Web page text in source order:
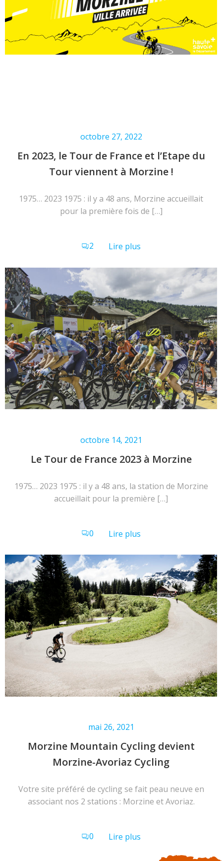
octobre 27, 2022
En 2023, le Tour de France et l’Etape du
Tour viennent à Morzine !
1975… 2023 1975 : il y a 48 ans, Morzine accueillait
pour la première fois de […]
2 Lire plus
octobre 14, 2021
Le Tour de France 2023 à Morzine
1975… 2023 1975 : il y a 48 ans, la station de Morzine
accueillait pour la première […]
0 Lire plus
mai 26, 2021
Morzine Mountain Cycling devient
Morzine-Avoriaz Cycling
Votre site préféré de cycling se fait peau neuve en
associant nos 2 stations : Morzine et Avoriaz.
0 Lire plus